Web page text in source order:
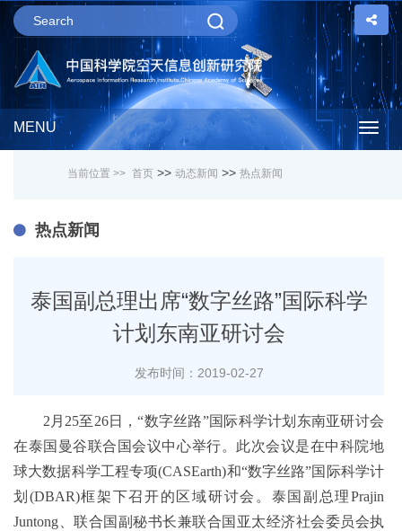
MENU
当前位置 >> 首页 >> 动态新闻 >> 热点新闻
热点新闻
泰国副总理出席“数字丝路”国际科学
计划东南亚研讨会
发布时间：2019-02-27
2月25至26日，“数字丝路”国际科学计划东南亚研讨会
在泰国曼谷联合国会议中心举行。此次会议是在中科院地
球大数据科学工程专项(CASEarth)和“数字丝路”国际科学计
划(DBAR)框架下召开的区域研讨会。泰国副总理Prajin
Juntong、联合国副秘书长兼联合国亚太经济社会委员会执